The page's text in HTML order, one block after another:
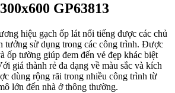
GP63813
hiệu gạch ốp lát nổi tiếng được các chủ
tưởng sử dụng trong các công trình. Được
ốp tường giúp đem đến vẻ đẹp khác biệt
giá thành rẻ đa dạng về màu sắc và kích
dùng rộng rãi trong nhiều công trình từ
lớn đến nhà ở thông thường.